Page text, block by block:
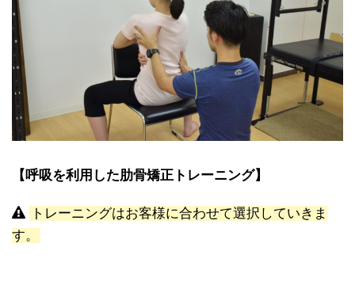
【呼吸を利用した肋骨矯正トレーニング】
トレーニングはお客様に合わせて選択していきま
す。